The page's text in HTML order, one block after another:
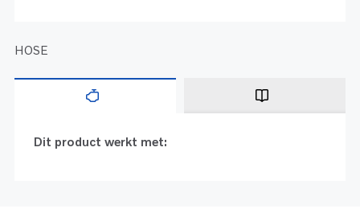
HOSE
Dit product werkt met: